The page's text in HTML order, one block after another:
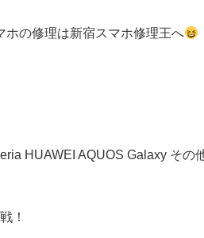
ホの修理は新宿スマホ修理王へ
HUAWEI AQUOS Galaxy その
！